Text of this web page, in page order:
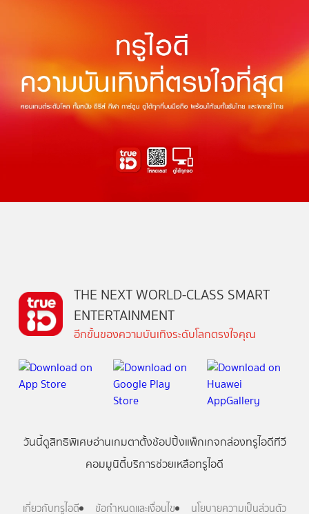
THE NEXT WORLD-CLASS SMART
ENTERTAINMENT
อีกขั้นของความบันเทิงระดับโลกตรงใจคุณ
วันนี้ดูสิทธิพิเศษอ่านเกมตาตั้งช้อปปิ้งแพ็กเกจกล่องทรูไอดีทีวี
คอมมูนิตี้บริการช่วยเหลือทรูไอดี
เกี่ยวกับทรูไอดี ข้อกำหนดและเงื่อนไข นโยบายความเป็นส่วนตัว